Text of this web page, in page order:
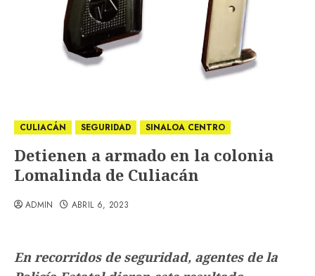
CULIACÁN SEGURIDAD SINALOA CENTRO
Detienen a armado en la colonia
Lomalinda de Culiacán
ADMIN ABRIL 6, 2023
En recorridos de seguridad, agentes de la